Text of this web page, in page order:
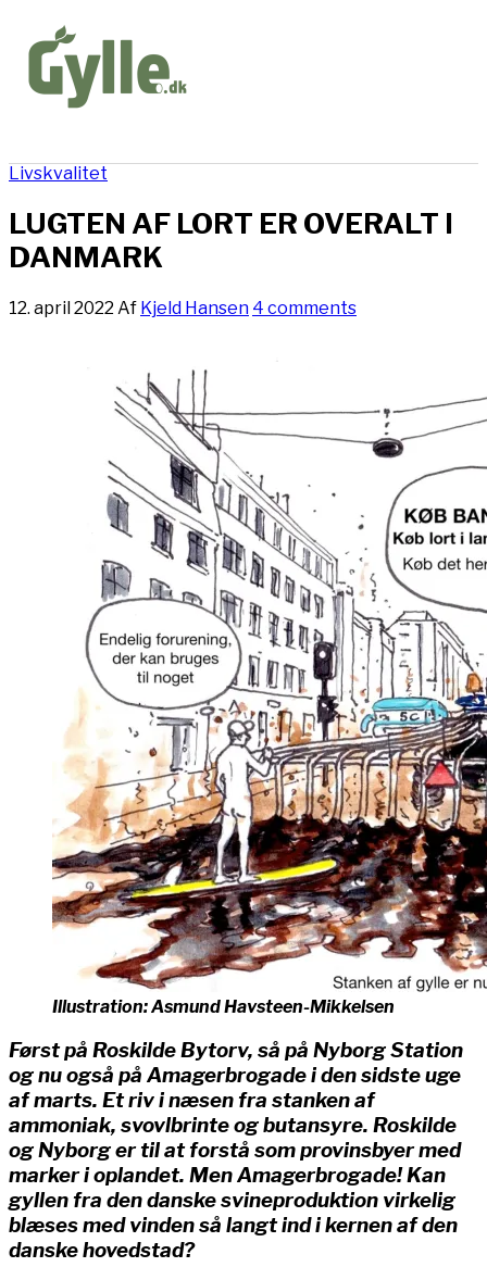
Livskvalitet
LUGTEN AF LORT ER OVERALT I
DANMARK
12. april 2022 Af Kjeld Hansen 4 comments
Illustration: Asmund Havsteen-Mikkelsen
Først på Roskilde Bytorv, så på Nyborg Station
og nu også på Amagerbrogade i den sidste uge
af marts. Et riv i næsen fra stanken af
ammoniak, svovlbrinte og butansyre. Roskilde
og Nyborg er til at forstå som provinsbyer med
marker i oplandet. Men Amagerbrogade! Kan
gyllen fra den danske svineproduktion virkelig
blæses med vinden så langt ind i kernen af den
danske hovedstad?